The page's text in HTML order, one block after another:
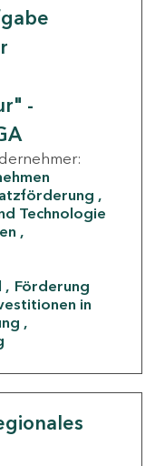
-
Technologie
Förderung
in